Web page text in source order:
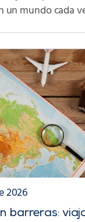
un mundo cada
barreras:
2026